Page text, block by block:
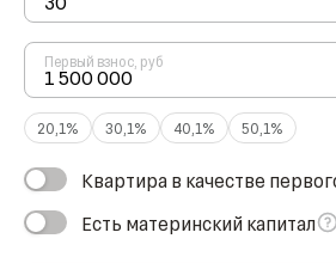
Первый взнос, руб
20,1% 30,1% 40,1% 50,1%
Квартира в качестве
Примерная стоимость квартиры, руб
Есть материнский капитал